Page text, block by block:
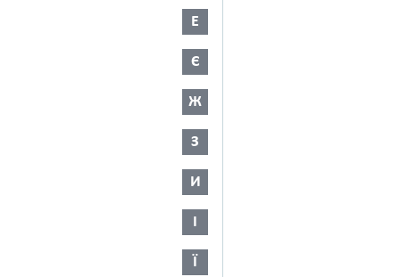
Е
Є
Ж
З
И
І
Ї